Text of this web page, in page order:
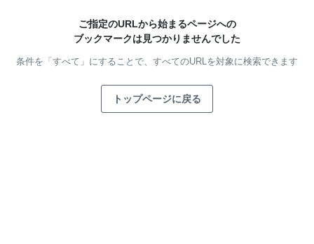
ご指定のURLから始まるページへの
ブックマークは見つかりませんでした
条件を「すべて」にすることで、 すべてのURLを対象に検索できます
トップページに戻る